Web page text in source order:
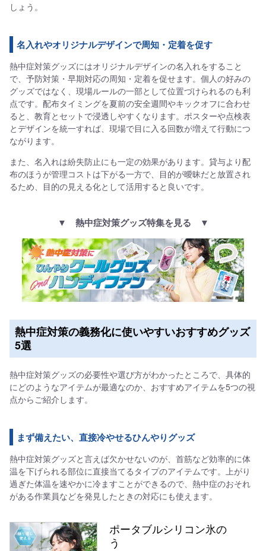
しょう。
名入れやオリジナルデザインで周知・定着を促す
熱中症対策グッズにはオリジナルデザインの名入れをすること
で、予防対策・早期対応の周知・定着を促せます。個人の好みの
グッズではなく、現場ルールの一部として位置づけられるのも利
点です。配布タイミングを夏前の安全週間やキックオフに合わせ
ると、教育とセットで浸透しやすくなります。ポスターや点検表
とデザインを統一すれば、現場で目に入る回数が増えて行動につ
ながります。
また、名入れは紛失防止にも一定の効果があります。貸与より配
布のほうが管理コストは下がる一方で、目的が曖昧だと放置され
るため、目的の見える化として活用すると良いです。
▼ 熱中症対策グッズ特集を見る ▼
熱中症対策の義務化に使いやすいおすすめグッズ
5選
熱中症対策グッズの必要性や選び方がわかったところで、具体的
にどのようなアイテムが最適なのか、おすすめアイテムを5つの視
点からご紹介します。
まず備えたい、直接冷やせるひんやりグッズ
熱中症対策グッズと言えば欠かせないのが、首筋など効率的に体
温を下げられる部位に直接当てるタイプのアイテムです。上がり
過ぎた体温を速やかに冷ますことができるので、熱中症のおそれ
がある作業員などを発見したときの対応にも使えます。
ポータブルシリコン氷の
う